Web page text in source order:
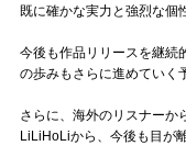
既に確かな実力と強烈な個
今後も作品リリースを継続
の歩みもさらに進めていく
さらに、海外のリスナーか
LiLiHoLiから、今後も目が